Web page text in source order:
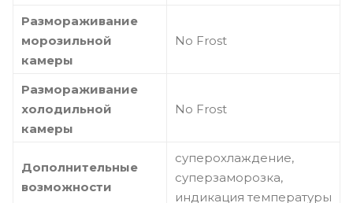
Размораживание
морозильной
камеры
No Frost
Размораживание
холодильной
камеры
No Frost
Дополнительные
возможности
суперохлаждение,
суперзаморозка,
индикация температуры